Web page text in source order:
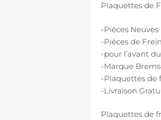
Plaquettes de
-Pièces Neuves
-Pièces de
-pour l’avant
-Marque
-Plaquettes de
-Livraison
Plaquettes de